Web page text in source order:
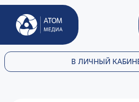
В ЛИЧНЫЙ